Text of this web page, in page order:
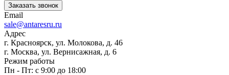
Заказать звонок
Email
sale@antaresru.ru
Адрес
г. Красноярск, ул. Молокова, д. 46
г. Москва, ул. Вернисажная, д. 6
Режим работы
Пн - Пт: с 9:00 до 18:00